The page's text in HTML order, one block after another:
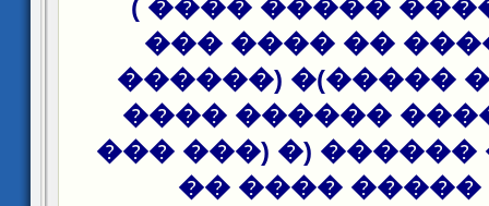
���� ������
(��� ������ ��
���� ����
�� ���� ����
����� ��� ������
����� �����